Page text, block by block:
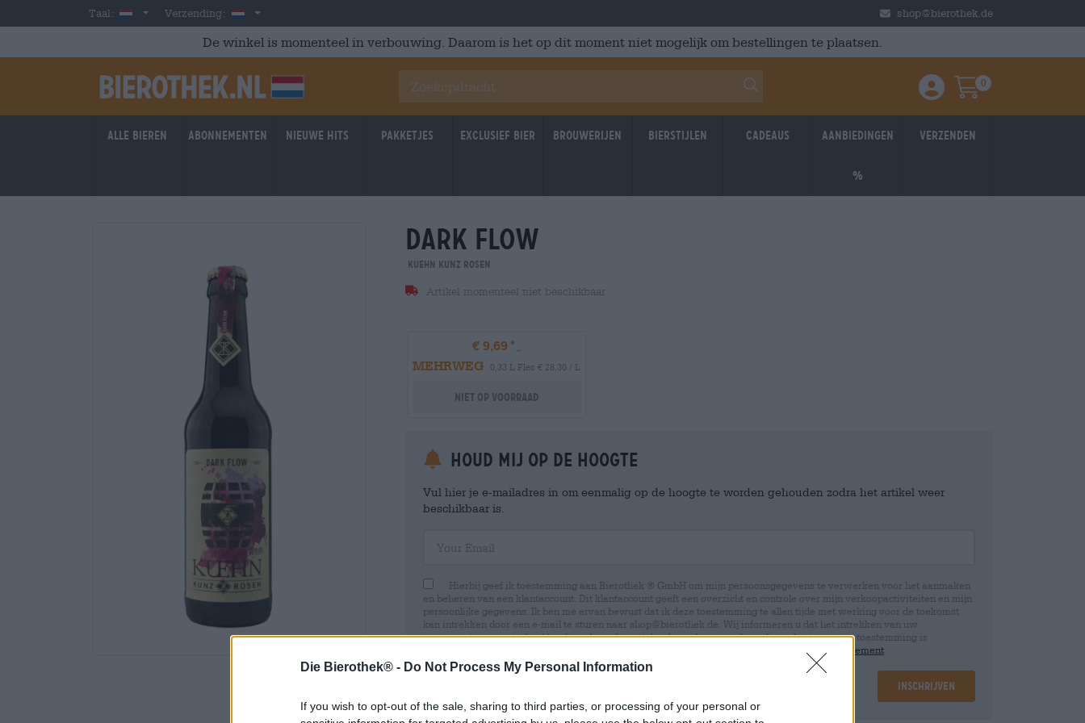
Die Bierothek® - Do Not Process My Personal Information
If you wish to opt-out of the sale, sharing to third parties, or processing of your personal or
Skip to main content
Taal: DutchVerzending: Nederland shop@bierothek.de
De winkel is momenteel in verbouwing. Daarom is het op dit moment niet mogelijk om bestellingen te plaatsen.
Einloggen / Anmelden
Warenkorb
0
Alle bieren Abonnementen Nieuwe hits Pakketjes Exclusief Bier Brouwerijen Bierstijlen Cadeaus Aanbiedingen
%
Verzenden
dark flow
Kuehn Kunz Rosen
Artikel momenteel niet beschikbaar
€ 9,69
MEHRWEG
0,33 L Fles € 28,30 / L
Niet op voorraad
Houd mij op de hoogte
Vul hier je e-mailadres in om eenmalig op de hoogte te worden gehouden zodra het artikel weer
beschikbaar is.
Hierbij geef ik toestemming aan Bierothek ® GmbH om mijn persoonsgegevens te verwerken voor het aanmaken
en beheren van een klantaccount. Dit klantaccount geeft een overzicht en controle over mijn verkoopactiviteiten en mijn
persoonlijke gegevens. Ik ben me ervan bewust dat ik deze toestemming te allen tijde met werking voor de toekomst
kan intrekken door een e-mail te sturen naar shop@bierothek.de. Wij informeren u dat het intrekken van uw
toestemming geen invloed heeft op de rechtmatigheid van de verwerking die op basis van uw toestemming is
data protection statement
Inschrijven